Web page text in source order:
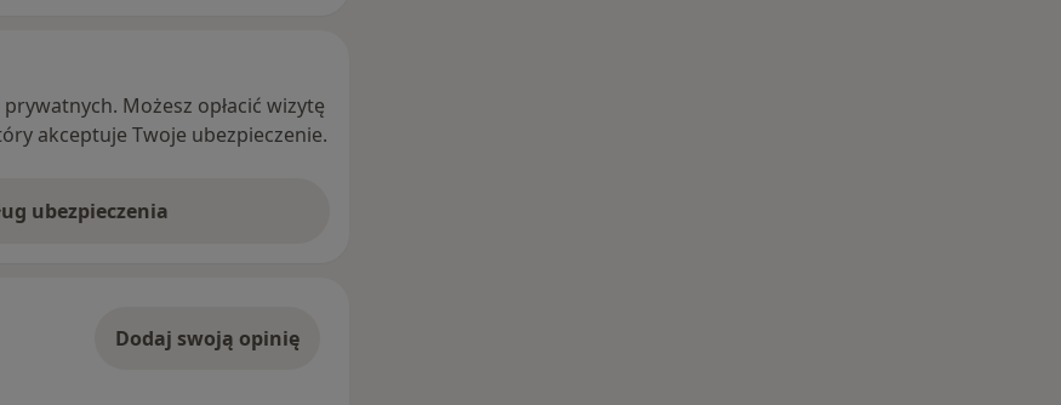
Możesz opłacić wizytę
akceptuje Twoje ubezpieczenie.
ubezpieczenia
Dodaj swoją opinię